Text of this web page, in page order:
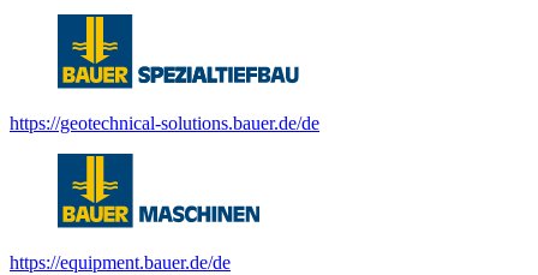
https://geotechnical-solutions.bauer.de/de
https://equipment.bauer.de/de